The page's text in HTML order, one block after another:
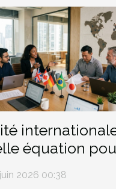
équation
qui
2026 00:38